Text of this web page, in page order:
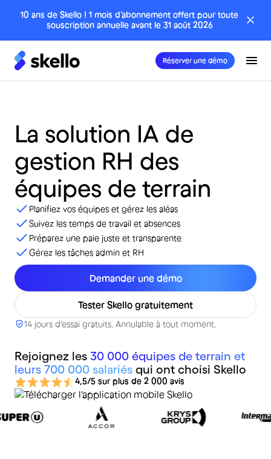
10 ans de Skello ! 1 mois d’abonnement offert pour toute
souscription annuelle avant le 31 août 2026
Réserver une démo
La solution IA de
gestion RH des
équipes de terrain
Planifiez vos équipes et gérez les aléas
Suivez les temps de travail et absences
Préparez une paie juste et transparente
Gérez les tâches admin et RH
Demander une démo
Tester Skello gratuitement
14 jours d'essai gratuits. Annulable à tout moment.
Rejoignez les 30 000 équipes de terrain et
leurs 700 000 salariés qui ont choisi Skello
4,5/5 sur plus de 2 000 avis